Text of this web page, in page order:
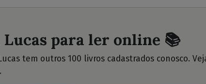
para ler online 📚
tem outros 100 livros cadastrados conosco.